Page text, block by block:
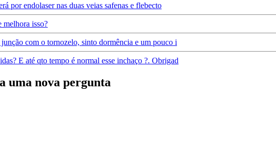
por endolaser nas duas veias safenas e flebecto
melhora isso?
com o tornozelo, sinto dormência e um pouco i
E até qto tempo é normal esse inchaço ?. Obrigad
uma nova pergunta